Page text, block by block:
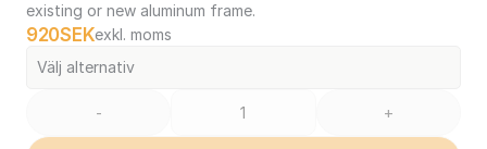
existing or new aluminum frame.
920SEKexkl. moms
Välj alternativ
- +